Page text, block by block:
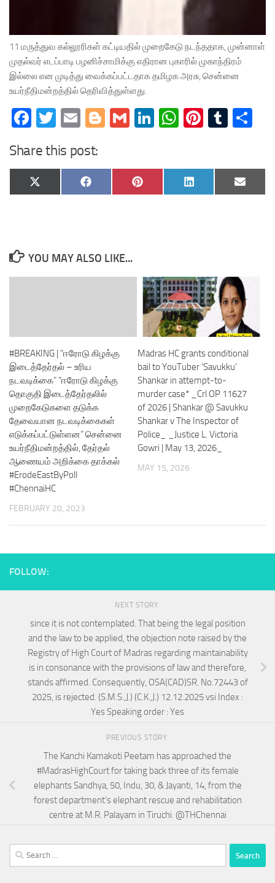
11 மருத்துவ கல்லூரிகள் கட்டியதில் முறைகேடு நடந்ததாக, முன்னாள்
முதல்வர் எடப்பாடி பழனிச்சாமிக்கு எதிரான புகாரில் முகாந்திரம்
இல்லை என முடித்து வைக்கப்பட்டதாக தமிழக அரசு, சென்னை
உயர்நீதிமன்றத்தில் தெரிவித்துள்ளது.
Facebook
Twitter
EmailBlogger
GmailLinkedIn
WhatsApp
Share this post:
Share
on
X
(Twitter)
Share
on
Facebook
Share
on
Pinterest
Share
on
LinkedIn
Share
on
Email
YOU MAY ALSO LIKE...
#BREAKING | “ஈரோடு கிழக்கு
இடைத்தேர்தல் – உரிய
நடவடிக்கை” “ஈரோடு கிழக்கு
தொகுதி இடைத்தேர்தலில்
முறைகேடுகளை தடுக்க
தேவையான நடவடிக்கைகள்
எடுக்கப்பட்டுள்ளன” சென்னை
உயர்நீதிமன்றத்தில், தேர்தல்
ஆணையம் அறிக்கை தாக்கல்
#ErodeEastByPoll
#ChennaiHC
FEBRUARY 20, 2023
Madras HC grants conditional
bail to YouTuber ‘Savukku’
Shankar in attempt-to-
murder case* _Crl OP 11627
of 2026 | Shankar @ Savukku
Shankar v The Inspector of
Police_ _Justice L. Victoria
Gowri | May 13, 2026_
MAY 15, 2026
FOLLOW:
NEXT STORY
since it is not contemplated. That being the legal position
and the law to be applied, the objection note raised by the
Registry of High Court of Madras regarding maintainability
is in consonance with the provisions of law and therefore,
stands affirmed. Consequently, OSA(CAD)SR. No.72443 of
2025, is rejected. (S.M.S.,J.) (C.K.,J.) 12.12.2025 vsi Index :
Yes Speaking order : Yes
PREVIOUS STORY
The Kanchi Kamakoti Peetam has approached the
#MadrasHighCourt for taking back three of its female
elephants Sandhya, 50, Indu, 30, & Jayanti, 14, from the
forest department’s elephant rescue and rehabilitation
centre at M.R. Palayam in Tiruchi. @THChennai
Search
for: